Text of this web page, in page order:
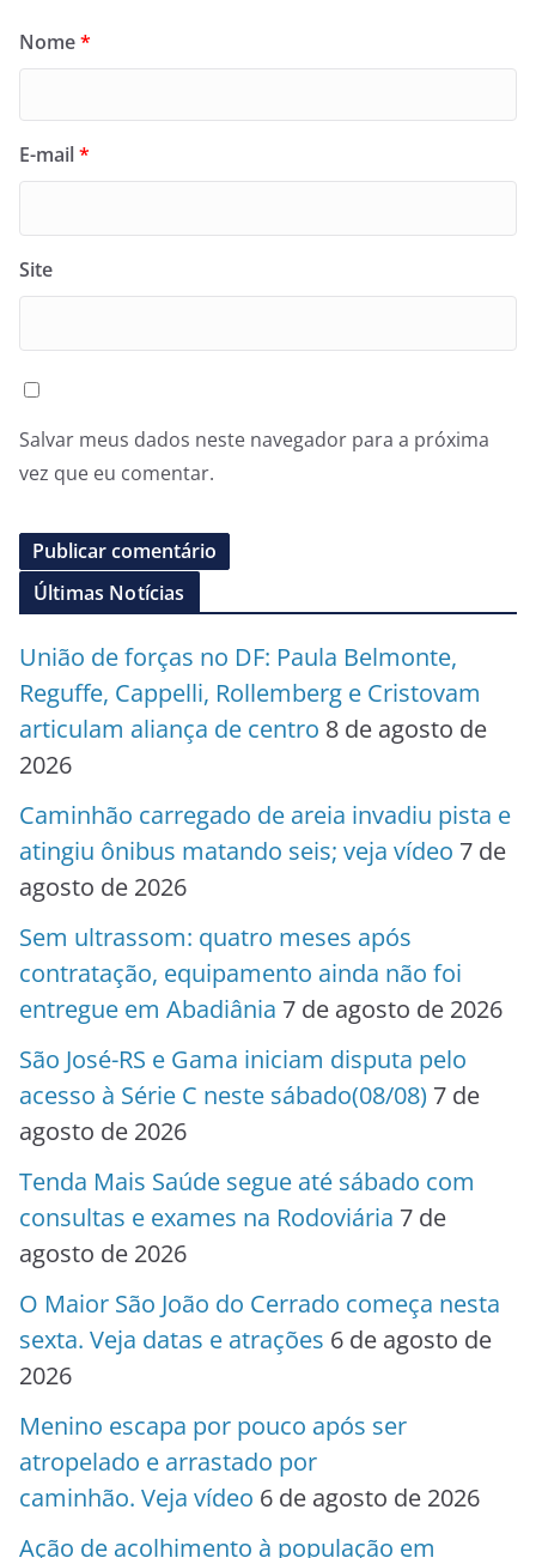
Nome*
E-mail*
Site
Salvar meus dados neste navegador para a próxima
vez que eu comentar.
Últimas Notícias
União de forças no DF: Paula Belmonte,
Reguffe, Cappelli, Rollemberg e Cristovam
articulam aliança de centro 8 de agosto de
2026
Caminhão carregado de areia invadiu pista e
atingiu ônibus matando seis; veja vídeo 7 de
agosto de 2026
Sem ultrassom: quatro meses após
contratação, equipamento ainda não foi
entregue em Abadiânia 7 de agosto de 2026
São José-RS e Gama iniciam disputa pelo
acesso à Série C neste sábado(08/08) 7 de
agosto de 2026
Tenda Mais Saúde segue até sábado com
consultas e exames na Rodoviária 7 de
agosto de 2026
O Maior São João do Cerrado começa nesta
sexta. Veja datas e atrações 6 de agosto de
2026
Menino escapa por pouco após ser
atropelado e arrastado por
caminhão. Veja vídeo 6 de agosto de 2026
Ação de acolhimento à população em